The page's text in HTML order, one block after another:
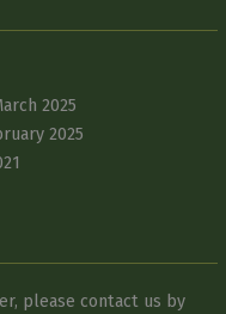
2025
2025
please contact us by